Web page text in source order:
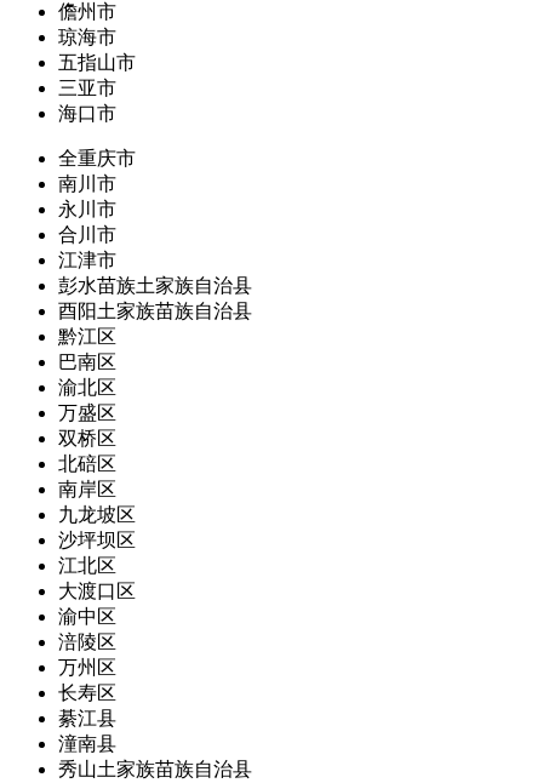
儋州市
琼海市
五指山市
三亚市
海口市
全重庆市
南川市
永川市
合川市
江津市
彭水苗族土家族自治县
酉阳土家族苗族自治县
黔江区
巴南区
渝北区
万盛区
双桥区
北碚区
南岸区
九龙坡区
沙坪坝区
江北区
大渡口区
渝中区
涪陵区
万州区
长寿区
綦江县
潼南县
秀山土家族苗族自治县